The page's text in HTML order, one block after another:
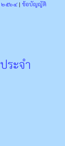
๒๕๖๔ | ข้อบัญญัติ
ะจำ